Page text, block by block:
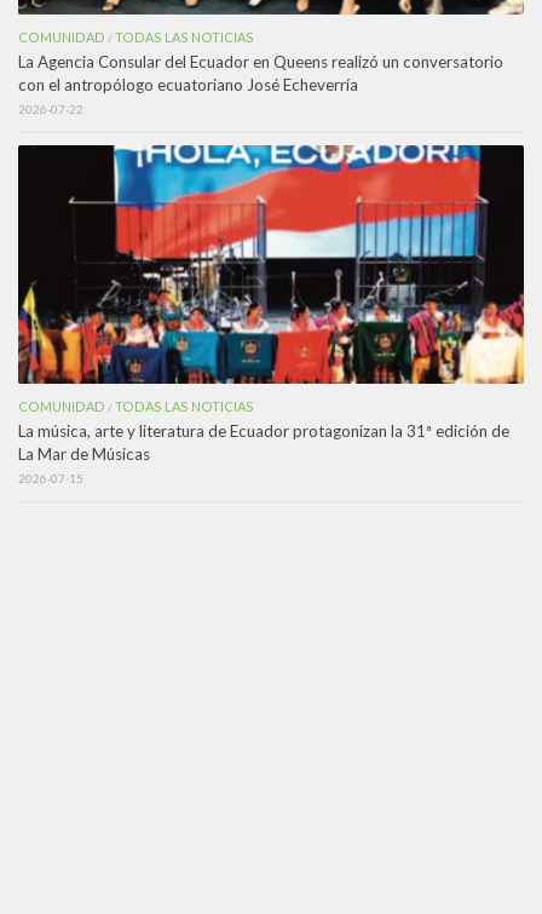
COMUNIDAD /TODAS LAS NOTICIAS
La Agencia Consular del Ecuador en Queens realizó un conversatorio
con el antropólogo ecuatoriano José Echeverría
2026-07-22
COMUNIDAD /TODAS LAS NOTICIAS
La música, arte y literatura de Ecuador protagonizan la 31ª edición de
La Mar de Músicas
2026-07-15